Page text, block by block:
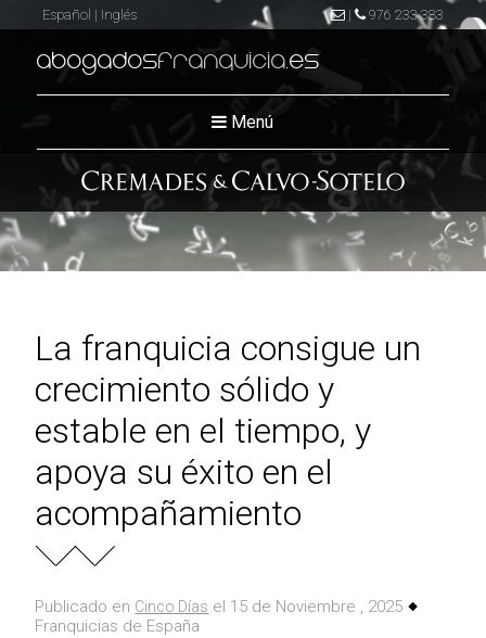
Español | Inglés | 976 233 383
abogadosfranquicia.es
Menú
La franquicia consigue un
crecimiento sólido y
estable en el tiempo, y
apoya su éxito en el
acompañamiento
Publicado en Cinco Días el 15 de Noviembre , 2025
Franquicias de España